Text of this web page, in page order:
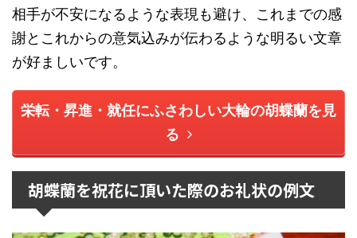
相手が不安になるような表現も避け、これまでの感
謝とこれからの意気込みが伝わるような明るい文章
が好ましいです。
栄転・昇進・就任にふさわしい大輪の胡蝶蘭を見
る
胡蝶蘭を祝花に頂いた際のお礼状の例文